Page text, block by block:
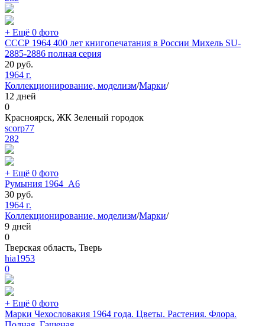
+ Ещё 0 фото
СССР 1964 400 лет книгопечатания в России Михель SU-
2885-2886 полная серия
20 руб.
1964 г.
Коллекционирование, моделизм/Марки/
12 дней
0
Красноярск, ЖК Зеленый городок
scorp77
282
+ Ещё 0 фото
Румыния 1964_А6
30 руб.
1964 г.
Коллекционирование, моделизм/Марки/
9 дней
0
Тверская область, Тверь
hia1953
0
+ Ещё 0 фото
Марки Чехословакия 1964 года. Цветы. Растения. Флора.